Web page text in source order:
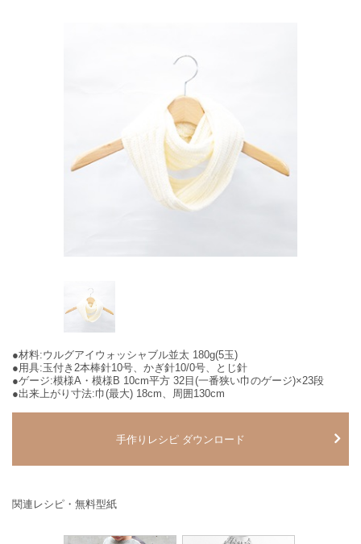
●材料:ウルグアイウォッシャブル並太 180g(5玉)
●用具:玉付き2本棒針10号、かぎ針10/0号、とじ針
●ゲージ:模様A・模様B 10cm平方 32目(一番狭い巾のゲージ)×23段
●出来上がり寸法:巾(最大) 18cm、周囲130cm
手作りレシピ ダウンロード
関連レシピ・無料型紙